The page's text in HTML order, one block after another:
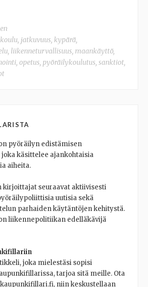
, jatkuvuus, kypärä,
, liikenneturvallisuus, maankäyttö,
, opetus, pyöräilykoulutus, sanktiot,
pyöräilyn edistämisen
joka käsittelee ajankohtaisia
aiheita.
seuraavat aktiivisesti
uutisia sekä
parhaiden käytäntöjen kehitystä.
liikennepolitiikan edelläkävijä
joka mielestäsi sopisi
tarjoa sitä meille. Ota
niin keskustellaan